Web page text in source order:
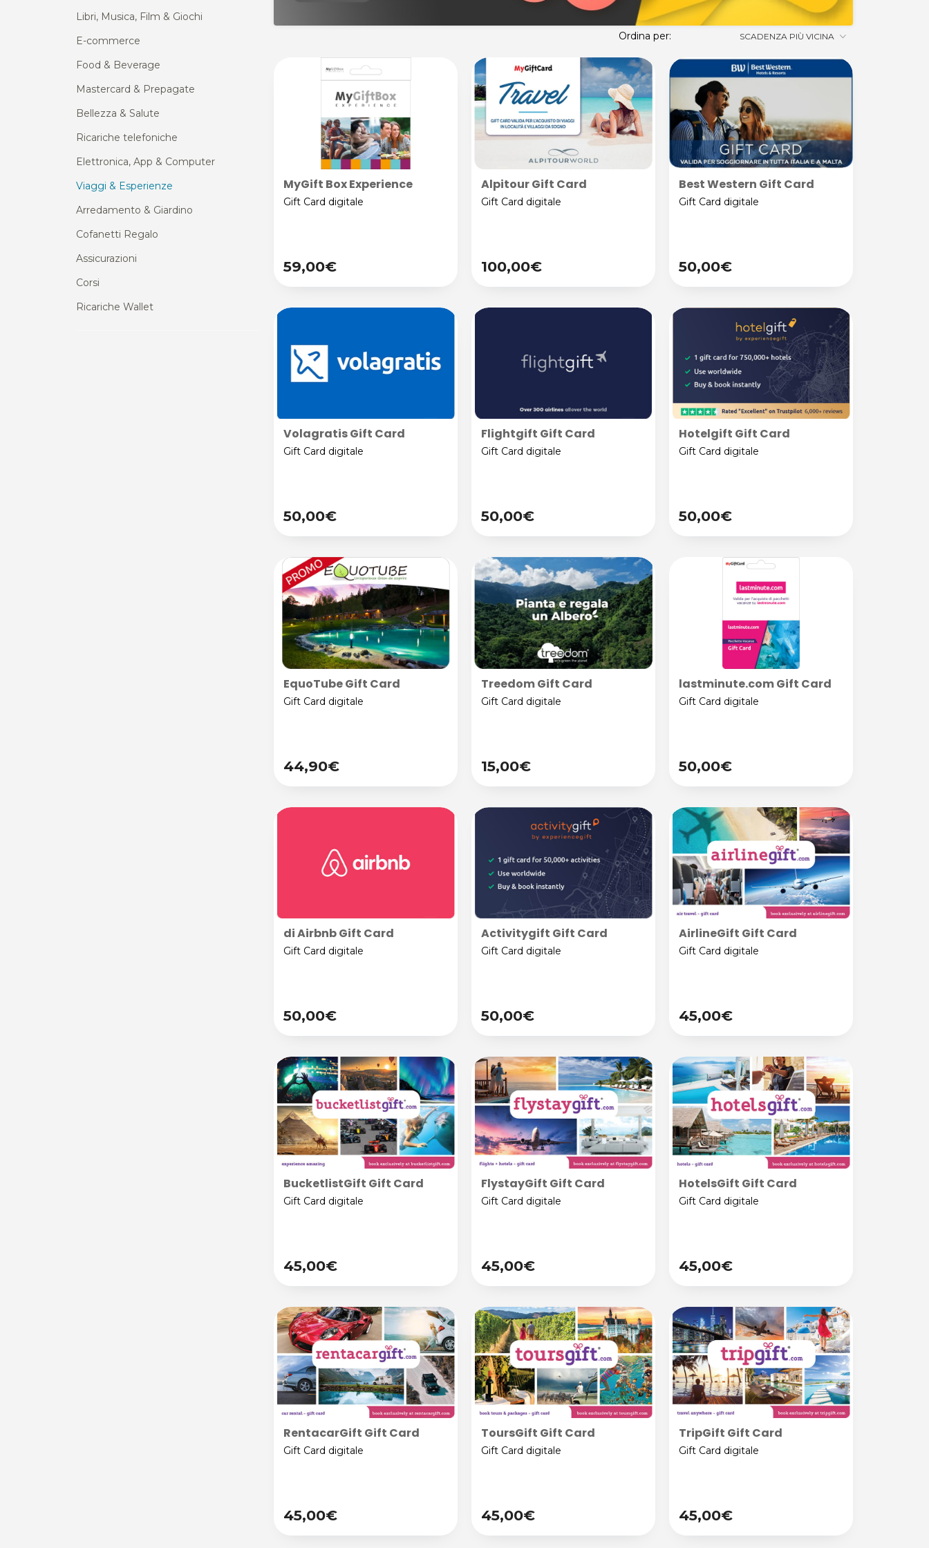
Libri, Musica, Film & Giochi
E-commerce
Food & Beverage
Mastercard & Prepagate
Bellezza & Salute
Ricariche telefoniche
Elettronica, App & Computer
Viaggi & Esperienze
Arredamento & Giardino
Cofanetti Regalo
Assicurazioni
Corsi
Ricariche Wallet
Ordina per: SCADENZA PIÙ VICINA
MyGift Box Experience
Gift Card digitale
59,00€
Alpitour Gift Card
Gift Card digitale
100,00€
Best Western Gift Card
Gift Card digitale
50,00€
Volagratis Gift Card
Gift Card digitale
50,00€
Flightgift Gift Card
Gift Card digitale
50,00€
Hotelgift Gift Card
Gift Card digitale
50,00€
EquoTube Gift Card
Gift Card digitale
44,90€
Treedom Gift Card
Gift Card digitale
15,00€
lastminute.com Gift Card
Gift Card digitale
50,00€
di Airbnb Gift Card
Gift Card digitale
50,00€
Activitygift Gift Card
Gift Card digitale
50,00€
AirlineGift Gift Card
Gift Card digitale
45,00€
BucketlistGift Gift Card
Gift Card digitale
45,00€
FlystayGift Gift Card
Gift Card digitale
45,00€
HotelsGift Gift Card
Gift Card digitale
45,00€
RentacarGift Gift Card
Gift Card digitale
45,00€
ToursGift Gift Card
Gift Card digitale
45,00€
TripGift Gift Card
Gift Card digitale
45,00€